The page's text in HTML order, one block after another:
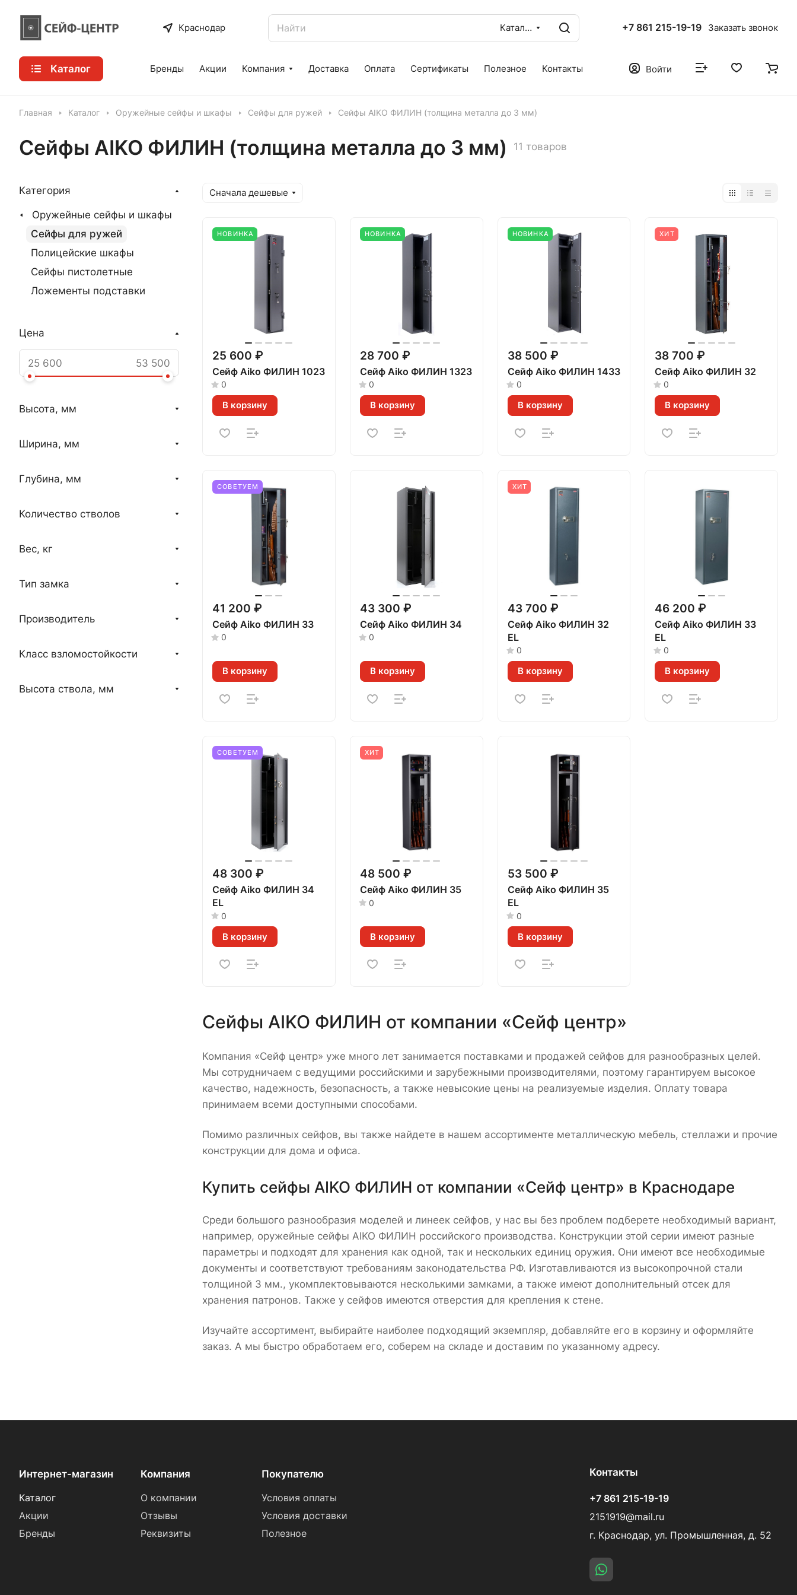
Краснодар Каталог +7 861 215-19-19 Заказать звонок
Каталог Бренды Акции Компания Доставка Оплата Сертификаты Полезное Контакты Войти
Главная Каталог Оружейные сейфы и шкафы Сейфы для ружей Сейфы AIKO ФИЛИН (толщина металла до 3 мм)
Сейфы AIKO ФИЛИН (толщина металла до 3 мм) 11 товаров
Сначала дешевые
НОВИНКА
25 600 ₽
Сейф Aiko ФИЛИН 1023
0
В корзину
НОВИНКА
28 700 ₽
Сейф Aiko ФИЛИН 1323
0
В корзину
НОВИНКА
38 500 ₽
Сейф Aiko ФИЛИН 1433
0
В корзину
ХИТ
38 700 ₽
Сейф Aiko ФИЛИН 32
0
В корзину
СОВЕТУЕМ
41 200 ₽
Сейф Aiko ФИЛИН 33
0
В корзину
43 300 ₽
Сейф Aiko ФИЛИН 34
0
В корзину
ХИТ
43 700 ₽
Сейф Aiko ФИЛИН 32
EL
0
В корзину
46 200 ₽
Сейф Aiko ФИЛИН 33
EL
0
В корзину
СОВЕТУЕМ
48 300 ₽
Сейф Aiko ФИЛИН 34
EL
0
В корзину
ХИТ
48 500 ₽
Сейф Aiko ФИЛИН 35
0
В корзину
53 500 ₽
Сейф Aiko ФИЛИН 35
EL
0
В корзину
Сейфы AIKO ФИЛИН от компании «Сейф центр»
Компания «Сейф центр» уже много лет занимается поставками и продажей сейфов для разнообразных целей.
Мы сотрудничаем с ведущими российскими и зарубежными производителями, поэтому гарантируем высокое
качество, надежность, безопасность, а также невысокие цены на реализуемые изделия. Оплату товара
принимаем всеми доступными способами.
Помимо различных сейфов, вы также найдете в нашем ассортименте металлическую мебель, стеллажи и прочие
конструкции для дома и офиса.
Купить сейфы AIKO ФИЛИН от компании «Сейф центр» в Краснодаре
Среди большого разнообразия моделей и линеек сейфов, у нас вы без проблем подберете необходимый вариант,
например, оружейные сейфы AIKO ФИЛИН российского производства. Конструкции этой серии имеют разные
параметры и подходят для хранения как одной, так и нескольких единиц оружия. Они имеют все необходимые
документы и соответствуют требованиям законодательства РФ. Изготавливаются из высокопрочной стали
толщиной 3 мм., укомплектовываются несколькими замками, а также имеют дополнительный отсек для
хранения патронов. Также у сейфов имеются отверстия для крепления к стене.
Изучайте ассортимент, выбирайте наиболее подходящий экземпляр, добавляйте его в корзину и оформляйте
заказ. А мы быстро обработаем его, соберем на складе и доставим по указанному адресу.
Категория
Оружейные сейфы и шкафы
Сейфы для ружей
Полицейские шкафы
Сейфы пистолетные
Ложементы подставки
Цена
Высота, мм
Ширина, мм
Глубина, мм
Количество стволов
Вес, кг
Тип замка
Производитель
Класс взломостойкости
Высота ствола, мм
Интернет-магазин
Каталог
Акции
Бренды
Компания
О компании
Отзывы
Реквизиты
Покупателю
Условия оплаты
Условия доставки
Полезное
Контакты
+7 861 215-19-19
2151919@mail.ru
г. Краснодар, ул. Промышленная, д. 52